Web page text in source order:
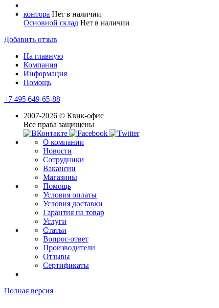
контора Нет в наличии
Основной склад Нет в наличии
Добавить отзыв
На главную
Компания
Информация
Помощь
+7 495 649-65-88
2007-2026 © Квик-офис
Все права защищены
О компании
Новости
Сотрудники
Вакансии
Магазины
Помощь
Условия оплаты
Условия доставки
Гарантия на товар
Услуги
Статьи
Вопрос-ответ
Производители
Отзывы
Сертификаты
Полная версия